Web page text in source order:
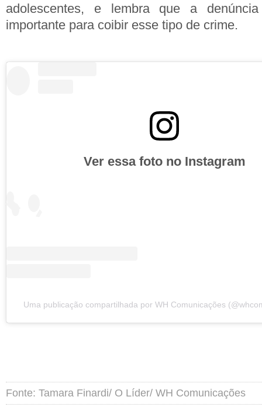
adolescentes, e lembra que a
importante para coibir esse tipo de crime.
Ver essa foto no Instagram
Uma publicação compartilhada por WH Comunicações
Fonte: Tamara Finardi/ O Líder/ WH Comunicações